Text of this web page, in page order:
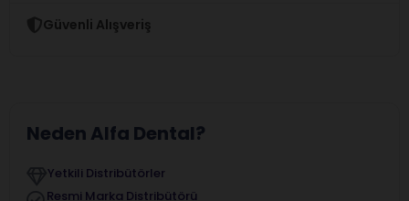
Güvenli Alışveriş
Neden Alfa Dental?
Yetkili Distribütörler
Resmi Marka Distribütörü